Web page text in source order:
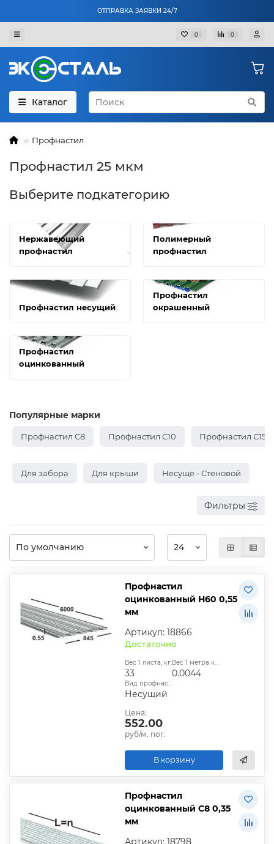
ОТПРАВКА ЗАЯВКИ 24/7
0 0
Каталог
Профнастил
Профнастил 25 мкм
Выберите подкатегорию
Нержавеющий
профнастил
Полимерный
профнастил
Профнастил несущий
Профнастил
окрашенный
Профнастил
оцинкованный
Популярные марки
Профнастил С8 Профнастил С10 Профнастил С15
Для забора Для крыши Несуще - Стеновой
Фильтры
Профнастил
оцинкованный Н60 0,55
мм
Артикул: 18866
Достаточно
Вес 1 листа, кг:
33
Вес 1 метра квадратного, т:
0.0044
Вид профнастила:
Несущий
Цена:
552.00
руб/м. пог.
В корзину
Профнастил
оцинкованный С8 0,35
мм
Артикул: 18798